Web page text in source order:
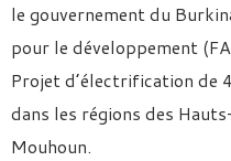
le gouvernement du
pour le développement
Projet d’électrification de
dans les régions des
Mouhoun.